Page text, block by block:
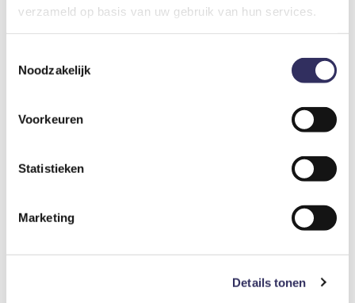
verzameld op basis van uw gebruik van hun services.
Noodzakelijk
Voorkeuren
Statistieken
Marketing
Details tonen
€ 85 vanaf prijs